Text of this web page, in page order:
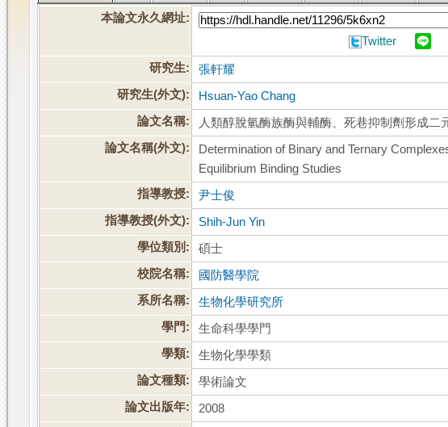
本論文永久網址:
Twitter
研究生:
張軒耀
研究生(外文):
Hsuan-Yao Chang
論文名稱:
人類醇脫氫酶族酶與輔酶、死巷抑制劑形成二
論文名稱(外文):
Determination of Binary and Ternary
Equilibrium Binding Studies
指導教授:
尹士俊
指導教授(外文):
Shih-Jun Yin
學位類別:
碩士
校院名稱:
國防醫學院
系所名稱:
生物化學研究所
學門:
生命科學學門
學類:
生物化學學類
論文種類:
學術論文
論文出版年:
2008